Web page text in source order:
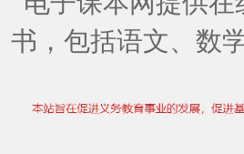
书，包括语文、数